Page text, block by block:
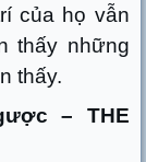
của họ vẫn
thấy những
thấy.
– THE